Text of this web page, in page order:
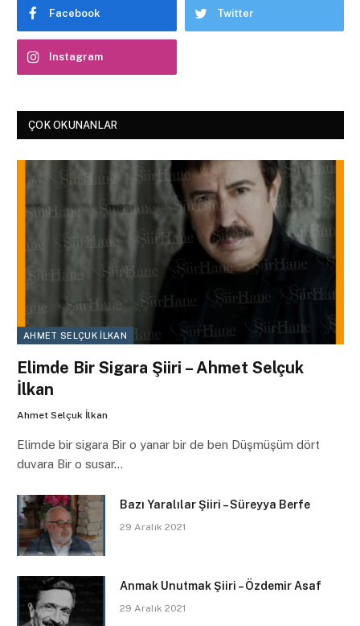
Facebook Twitter
Instagram
ÇOK OKUNANLAR
AHMET SELÇUK İLKAN
Elimde Bir Sigara Şiiri – Ahmet Selçuk
İlkan
Ahmet Selçuk İlkan
Elimde bir sigara Bir o yanar bir de ben Düşmüşüm dört
duvara Bir o susar…
Bazı Yaralılar Şiiri – Süreyya Berfe
29 Aralık 2021
Anmak Unutmak Şiiri – Özdemir Asaf
29 Aralık 2021